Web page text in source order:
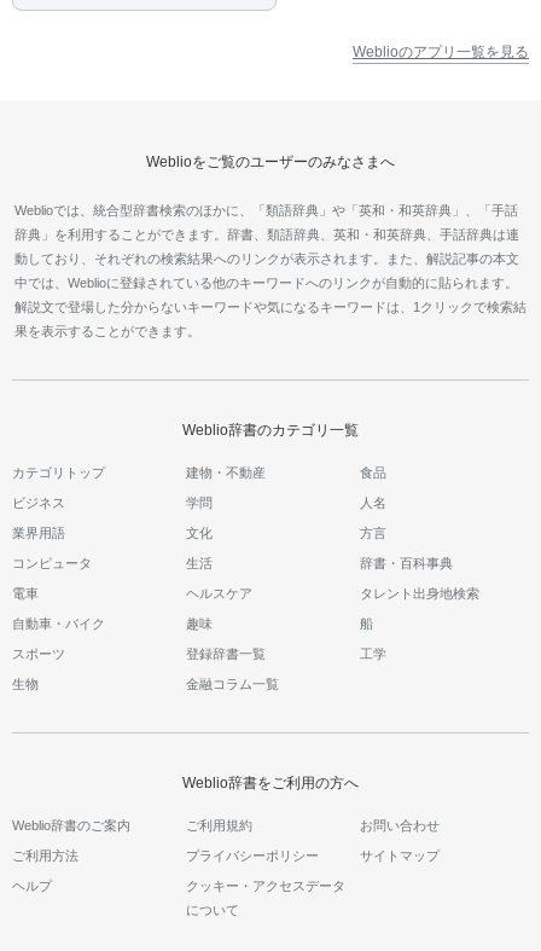
Weblioのアプリ一覧を見る
Weblioをご覧のユーザーのみなさまへ
Weblioでは、統合型辞書検索のほかに、「類語辞典」や「英和・和英辞典」、「手話
辞典」を利用することができます。辞書、類語辞典、英和・和英辞典、手話辞典は連
動しており、それぞれの検索結果へのリンクが表示されます。また、解説記事の本文
中では、Weblioに登録されている他のキーワードへのリンクが自動的に貼られます。
解説文で登場した分からないキーワードや気になるキーワードは、1クリックで検索結
果を表示することができます。
Weblio辞書のカテゴリ一覧
カテゴリトップ 建物・不動産 食品
ビジネス 学問 人名
業界用語 文化 方言
コンピュータ 生活 辞書・百科事典
電車 ヘルスケア タレント出身地検索
自動車・バイク 趣味 船
スポーツ 登録辞書一覧 工学
生物 金融コラム一覧
Weblio辞書をご利用の方へ
Weblio辞書のご案内 ご利用規約 お問い合わせ
ご利用方法 プライバシーポリシー サイトマップ
ヘルプ
クッキー・アクセスデータ
について